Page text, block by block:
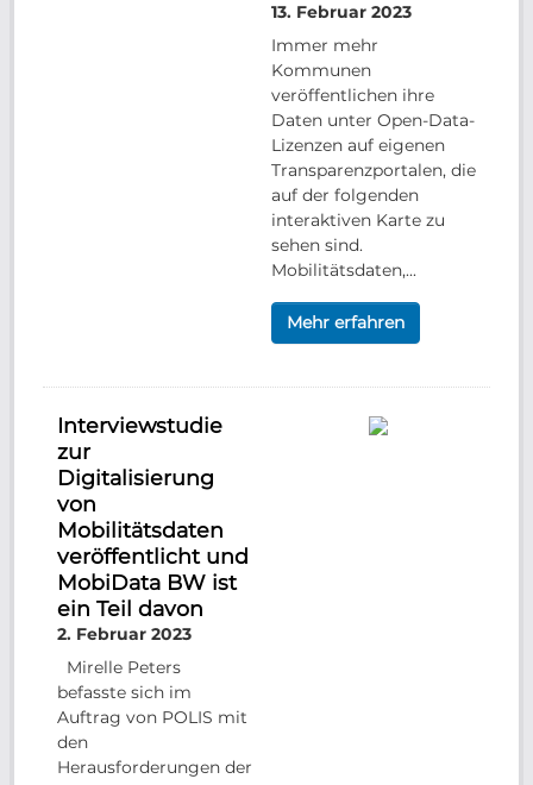
13. Februar 2023
Immer mehr
Kommunen
veröffentlichen ihre
Daten unter Open-Data-
Lizenzen auf eigenen
Transparenzportalen, die
auf der folgenden
interaktiven Karte zu
sehen sind.
Mobilitätsdaten,...
Mehr erfahren
Interviewstudie
zur
Digitalisierung
von
Mobilitätsdaten
veröffentlicht und
MobiData BW ist
ein Teil davon
2. Februar 2023
Mirelle Peters
befasste sich im
Auftrag von POLIS mit
den
Herausforderungen der